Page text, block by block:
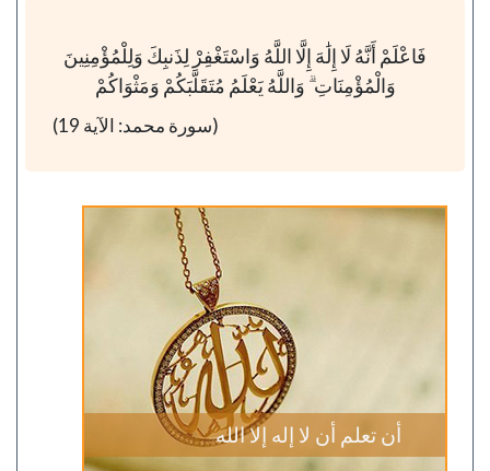
فَاعْلَمْ أَنَّهُ لَا إِلَٰهَ إِلَّا اللَّهُ وَاسْتَغْفِرْ لِذَنبِكَ وَلِلْمُؤْمِنِينَ
وَالْمُؤْمِنَاتِ ۗ وَاللَّهُ يَعْلَمُ مُتَقَلَّبَكُمْ وَمَثْوَاكُمْ
(سورة محمد: الآية 19)
أن تعلم أن لا إله إلا الله